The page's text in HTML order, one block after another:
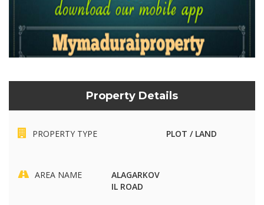
Property Details
PROPERTY TYPE PLOT / LAND
AREA NAME
ALAGARKOV
IL ROAD